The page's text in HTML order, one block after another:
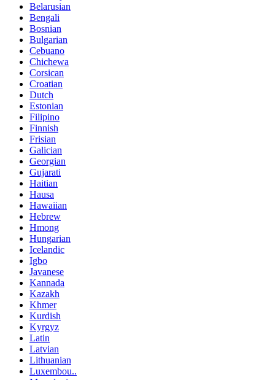
Belarusian
Bengali
Bosnian
Bulgarian
Cebuano
Chichewa
Corsican
Croatian
Dutch
Estonian
Filipino
Finnish
Frisian
Galician
Georgian
Gujarati
Haitian
Hausa
Hawaiian
Hebrew
Hmong
Hungarian
Icelandic
Igbo
Javanese
Kannada
Kazakh
Khmer
Kurdish
Kyrgyz
Latin
Latvian
Lithuanian
Luxembou..